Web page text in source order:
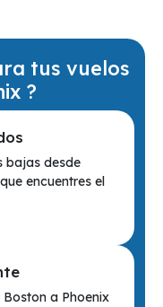
tus vuelos
?
bajas desde
encuentres el
a Phoenix